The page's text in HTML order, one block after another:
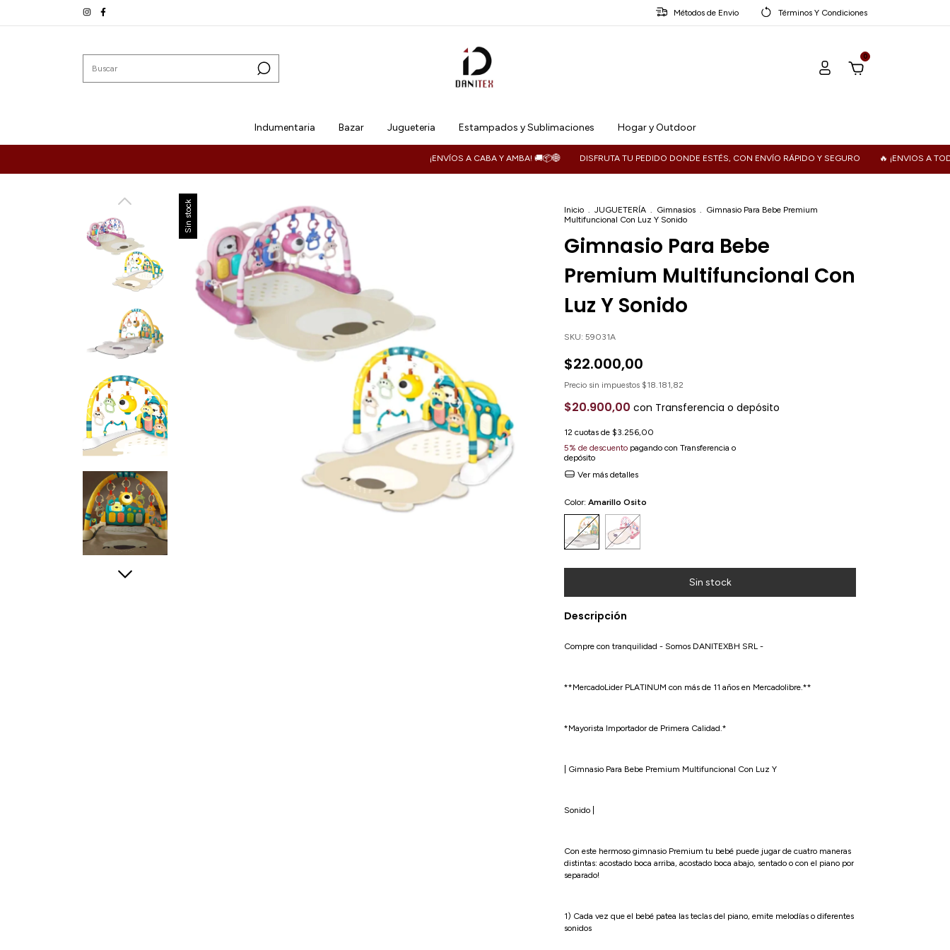
Métodos de Envio Términos Y Condiciones
0
Indumentaria Bazar Jugueteria Estampados y Sublimaciones Hogar y Outdoor
¡ENVÍOS A CABA Y AMBA! 🚚📦🌐 DISFRUTA TU PEDIDO DONDE ESTÉS, CON ENVÍO RÁPIDO Y SEGURO 🔥 ¡ENVIOS A TODO EL
Sin stock Inicio JUGUETERÍA Gimnasios
Gimnasio Para Bebe Premium
Multifuncional Con Luz Y Sonido
Gimnasio Para Bebe
Premium Multifuncional Con
Luz Y Sonido
SKU: 59031A
$22.000,00
Precio sin impuestos $18.181,82
$20.900,00 con Transferencia o depósito
12 cuotas de $3.256,00
5% de descuento pagando con Transferencia o
depósito
Ver más detalles
Color: Amarillo Osito
Descripción
Compre con tranquilidad - Somos DANITEXBH SRL -
**MercadoLider PLATINUM con más de 11 años en Mercadolibre.**
*Mayorista Importador de Primera Calidad.*
| Gimnasio Para Bebe Premium Multifuncional Con Luz Y
Sonido |
Con este hermoso gimnasio Premium tu bebé puede jugar de cuatro maneras
distintas: acostado boca arriba, acostado boca abajo, sentado o con el piano por
separado!
1) Cada vez que el bebé patea las teclas del piano, emite melodías o diferentes
sonidos